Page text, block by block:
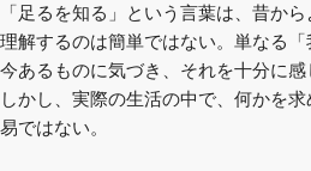
「足るを知る」という言葉は、昔か
理解するのは簡単ではない。単なる「
今あるものに気づき、それを十分に感
しかし、実際の生活の中で、何かを
易ではない。